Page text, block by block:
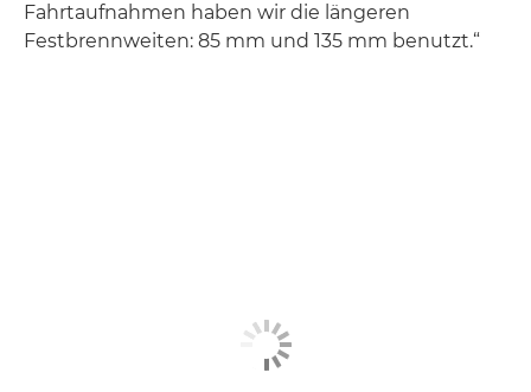
Fahrtaufnahmen haben wir die längeren
Festbrennweiten: 85 mm und 135 mm benutzt.“